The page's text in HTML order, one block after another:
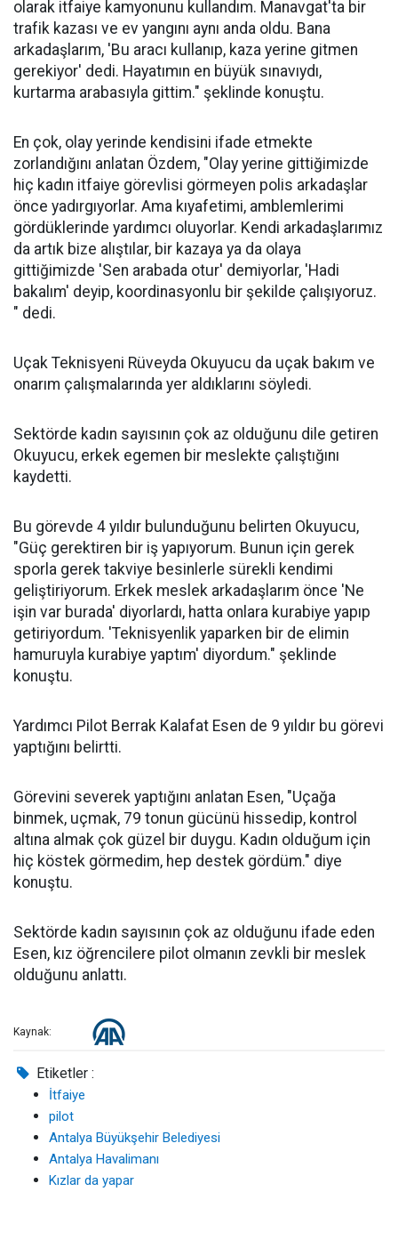
olarak itfaiye kamyonunu kullandım. Manavgat'ta bir
trafik kazası ve ev yangını aynı anda oldu. Bana
arkadaşlarım, 'Bu aracı kullanıp, kaza yerine gitmen
gerekiyor' dedi. Hayatımın en büyük sınavıydı,
kurtarma arabasıyla gittim." şeklinde konuştu.
En çok, olay yerinde kendisini ifade etmekte
zorlandığını anlatan Özdem, "Olay yerine gittiğimizde
hiç kadın itfaiye görevlisi görmeyen polis arkadaşlar
önce yadırgıyorlar. Ama kıyafetimi, amblemlerimi
gördüklerinde yardımcı oluyorlar. Kendi arkadaşlarımız
da artık bize alıştılar, bir kazaya ya da olaya
gittiğimizde 'Sen arabada otur' demiyorlar, 'Hadi
bakalım' deyip, koordinasyonlu bir şekilde çalışıyoruz.
" dedi.
Uçak Teknisyeni Rüveyda Okuyucu da uçak bakım ve
onarım çalışmalarında yer aldıklarını söyledi.
Sektörde kadın sayısının çok az olduğunu dile getiren
Okuyucu, erkek egemen bir meslekte çalıştığını
kaydetti.
Bu görevde 4 yıldır bulunduğunu belirten Okuyucu,
"Güç gerektiren bir iş yapıyorum. Bunun için gerek
sporla gerek takviye besinlerle sürekli kendimi
geliştiriyorum. Erkek meslek arkadaşlarım önce 'Ne
işin var burada' diyorlardı, hatta onlara kurabiye yapıp
getiriyordum. 'Teknisyenlik yaparken bir de elimin
hamuruyla kurabiye yaptım' diyordum." şeklinde
konuştu.
Yardımcı Pilot Berrak Kalafat Esen de 9 yıldır bu görevi
yaptığını belirtti.
Görevini severek yaptığını anlatan Esen, "Uçağa
binmek, uçmak, 79 tonun gücünü hissedip, kontrol
altına almak çok güzel bir duygu. Kadın olduğum için
hiç köstek görmedim, hep destek gördüm." diye
konuştu.
Sektörde kadın sayısının çok az olduğunu ifade eden
Esen, kız öğrencilere pilot olmanın zevkli bir meslek
olduğunu anlattı.
Kaynak:
Etiketler :
İtfaiye
pilot
Antalya Büyükşehir Belediyesi
Antalya Havalimanı
Kızlar da yapar